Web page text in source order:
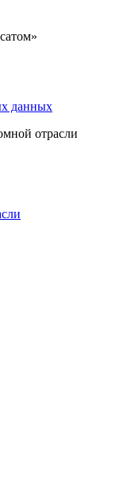
данных
отрасли